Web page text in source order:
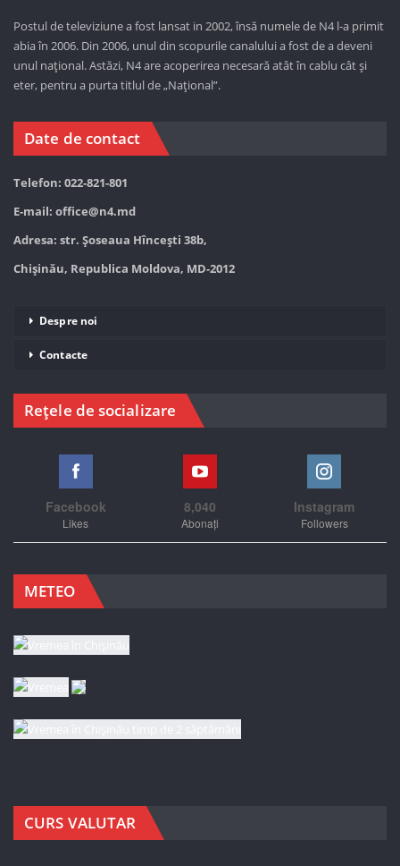
Postul de televiziune a fost lansat in 2002, însă numele de N4 l-a primit
abia în 2006. Din 2006, unul din scopurile canalului a fost de a deveni
unul național. Astăzi, N4 are acoperirea necesară atât în cablu cât și
eter, pentru a purta titlul de „Național”.
Date de contact
Telefon: 022-821-801
E-mail: office@n4.md
Adresa: str. Șoseaua Hînceşti 38b,
Chișinău, Republica Moldova, MD-2012
Despre noi
Contacte
Rețele de socializare
Facebook
Likes
8,040
Abonați
Instagram
Followers
METEO
CURS VALUTAR